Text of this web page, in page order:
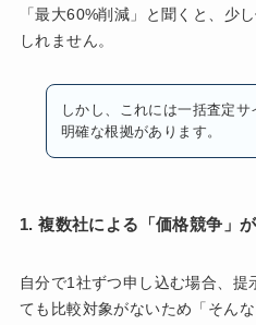
「最大60%削減」と聞くと、少
しれません。
しかし、これには一括査定
明確な根拠があります。
1. 複数社による「価格競争」
自分で1社ずつ申し込む場合、提
ても比較対象がないため「そん